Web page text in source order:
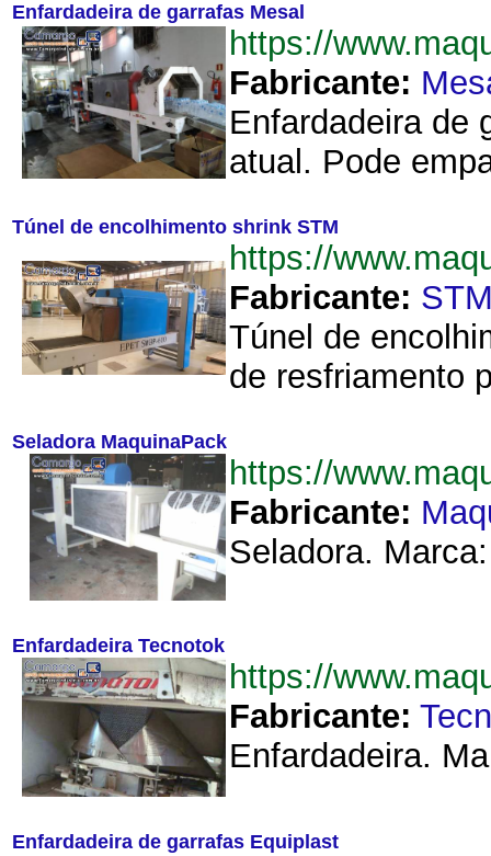
Enfardadeira de garrafas Mesal
https://
Fabricante:
Enfardadeira de
atual. Pode
Túnel de encolhimento shrink STM
https://
Fabricante:
Túnel de
de resfriamento
Seladora MaquinaPack
https://
Fabricante:
Seladora.
Enfardadeira Tecnotok
https://
Fabricante:
Enfardadeira.
Enfardadeira de garrafas Equiplast